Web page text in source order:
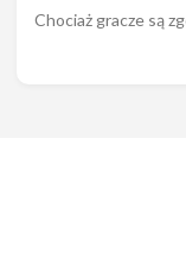
Chociaż gracze są